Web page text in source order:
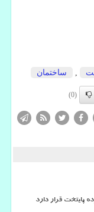
ساختمان
(0)